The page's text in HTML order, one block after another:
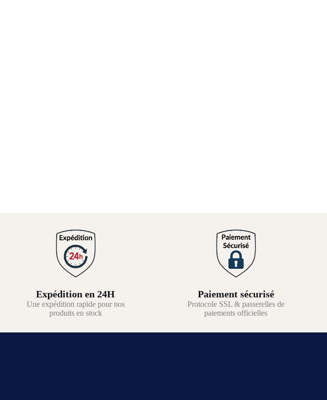
Expédition en 24H
Une expédition rapide pour nos
produits en stock
Paiement sécurisé
Protocole SSL & passerelles de
paiements officielles